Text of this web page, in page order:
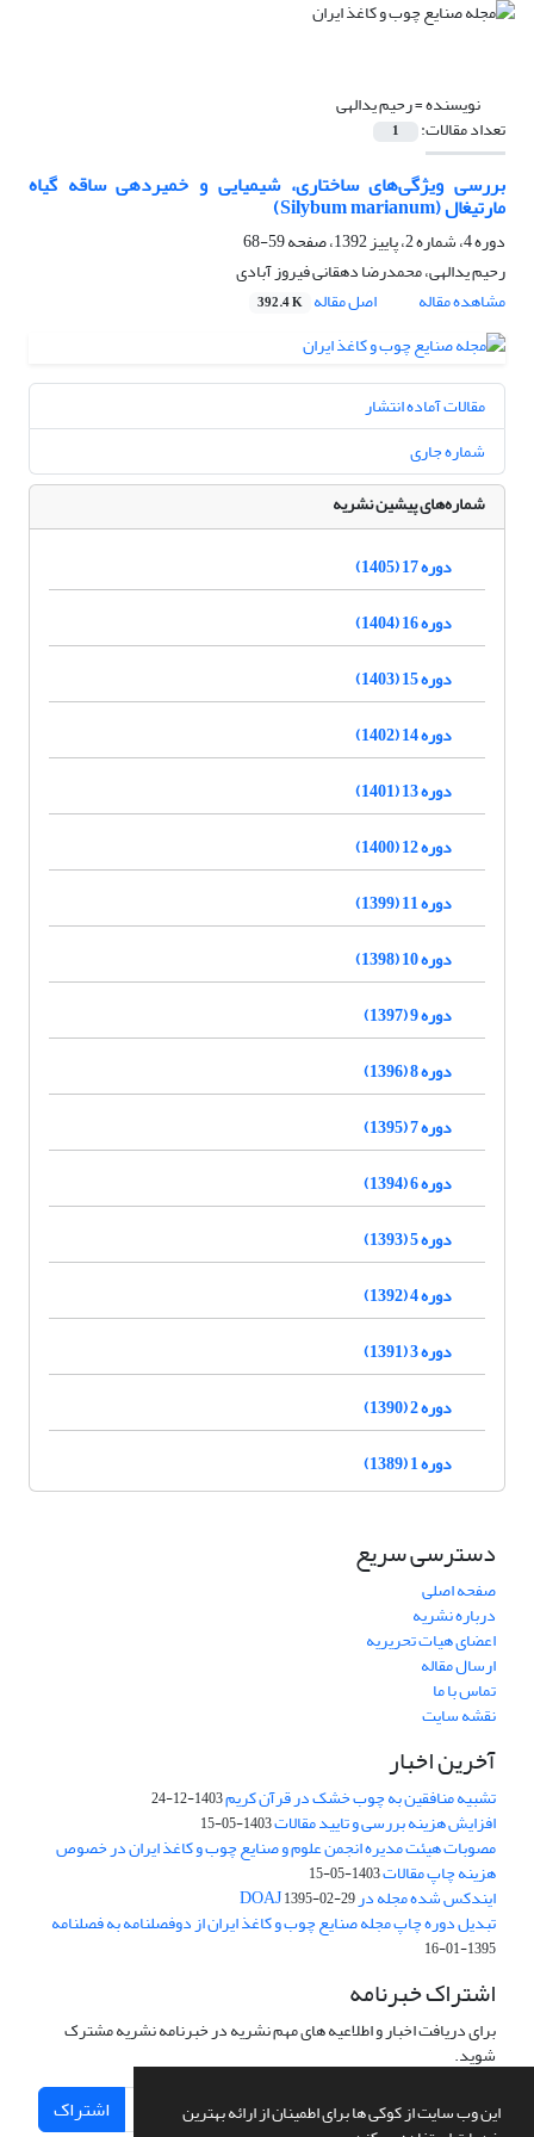
این وب سایت از کوکی ها برای اطمینان از ارائه بهترین
نویسنده =رحیم یدالهی
تعداد مقالات: 1
بررسی ویژگی‌های ساختاری، شیمیایی و خمیردهی ساقه گیاه
مارتیغال (Silybum marianum)
دوره 4، شماره 2، پاییز 1392، صفحه
59-68
رحیم یدالهی، محمدرضا دهقانی فیروز آبادی
مشاهده مقاله
اصل مقاله 392.4 K
مقالات آماده انتشار
شماره جاری
شماره‌های پیشین نشریه
دوره 17 (1405)
دوره 16 (1404)
دوره 15 (1403)
دوره 14 (1402)
دوره 13 (1401)
دوره 12 (1400)
دوره 11 (1399)
دوره 10 (1398)
دوره 9 (1397)
دوره 8 (1396)
دوره 7 (1395)
دوره 6 (1394)
دوره 5 (1393)
دوره 4 (1392)
دوره 3 (1391)
دوره 2 (1390)
دوره 1 (1389)
دسترسی سریع
صفحه اصلی
درباره نشریه
اعضای هیات تحریریه
ارسال مقاله
تماس با ما
نقشه سایت
آخرین اخبار
تشبیه منافقین به چوب خشک در قرآن کریم1403-12-24
افزایش هزینه بررسی و تایید مقالات1403-05-15
مصوبات هیئت مدیره انجمن علوم و صنایع چوب و کاغذ ایران در خصوص
هزینه چاپ مقالات1403-05-15
ایندکس شده مجله در DOAJ1395-02-29
تبدیل دوره چاپ مجله صنایع چوب و کاغذ ایران از دوفصلنامه به فصلنامه
1395-01-16
اشتراک خبرنامه
برای دریافت اخبار و اطلاعیه های مهم نشریه در خبرنامه نشریه مشترک
شوید.
اشتراک